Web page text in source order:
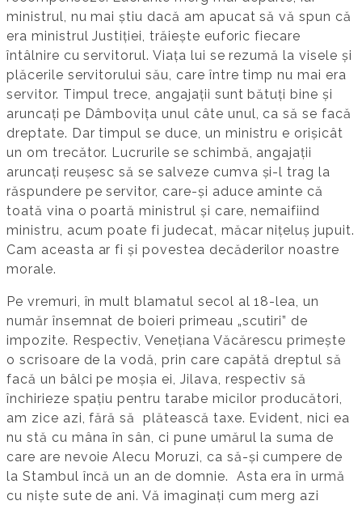
ministrul, nu mai știu dacă am apucat să vă spun că
era ministrul Justiției, trăiește euforic fiecare
întâlnire cu servitorul. Viața lui se rezumă la visele și
plăcerile servitorului său, care între timp nu mai era
servitor. Timpul trece, angajații sunt bătuți bine și
aruncați pe Dâmbovița unul câte unul, ca să se facă
dreptate. Dar timpul se duce, un ministru e orișicât
un om trecător. Lucrurile se schimbă, angajații
aruncați reușesc să se salveze cumva și-l trag la
răspundere pe servitor, care-și aduce aminte că
toată vina o poartă ministrul și care, nemaifiind
ministru, acum poate fi judecat, măcar nițeluș jupuit.
Cam aceasta ar fi și povestea decăderilor noastre
morale.
Pe vremuri, în mult blamatul secol al 18-lea, un
număr însemnat de boieri primeau „scutiri” de
impozite. Respectiv, Venețiana Văcărescu primește
o scrisoare de la vodă, prin care capătă dreptul să
facă un bâlci pe moșia ei, Jilava, respectiv să
închirieze spațiu pentru tarabe micilor producători,
am zice azi, fără să plătească taxe. Evident, nici ea
nu stă cu mâna în sân, ci pune umărul la suma de
care are nevoie Alecu Moruzi, ca să-și cumpere de
la Stambul încă un an de domnie. Asta era în urmă
cu niște sute de ani. Vă imaginați cum merg azi